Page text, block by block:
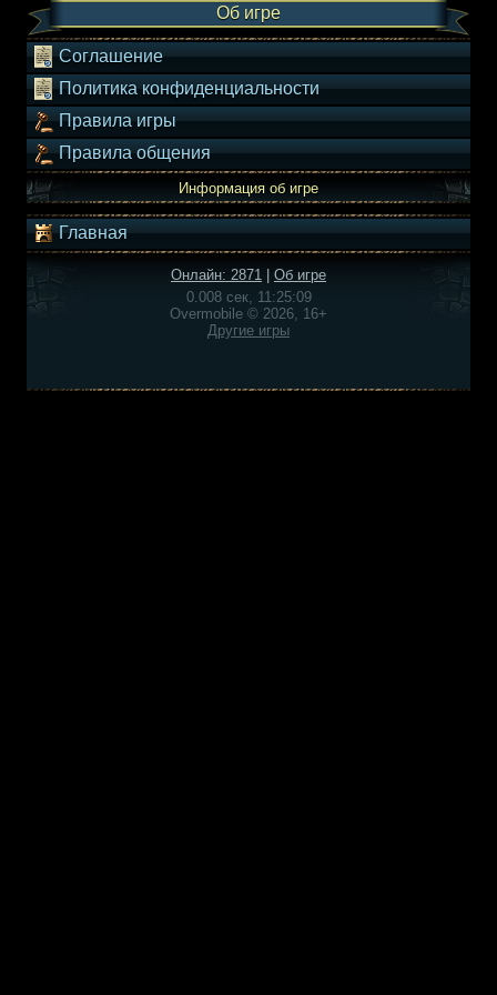
Об игре
Соглашение
Политика конфиденциальности
Правила игры
Правила общения
Информация об игре
Главная
Онлайн: 2871
Об игре
0.008 сек, 11:25:09
Overmobile © 2026, 16+
Другие игры